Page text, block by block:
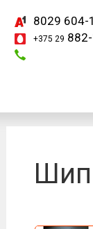
8029 604-
+375 29